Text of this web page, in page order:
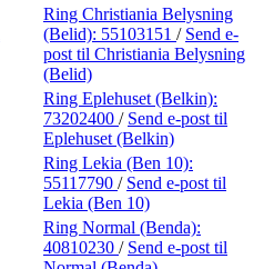
Ring Christiania Belysning
(Belid): 55103151 / Send e-
post til Christiania Belysning
(Belid)
Ring Eplehuset (Belkin):
73202400 / Send e-post til
Eplehuset (Belkin)
Ring Lekia (Ben 10):
55117790 / Send e-post til
Lekia (Ben 10)
Ring Normal (Benda):
40810230 / Send e-post til